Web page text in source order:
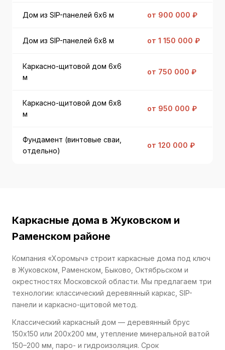
Дом из SIP-панелей 6x6 м от 900 000 ₽
Дом из SIP-панелей 6x8 м от 1 150 000 ₽
Каркасно-щитовой дом 6x6
м
от 750 000 ₽
Каркасно-щитовой дом 6x8
м
от 950 000 ₽
Фундамент (винтовые сваи,
отдельно)
от 120 000 ₽
Каркасные дома в Жуковском и
Раменском районе
Компания «Хоромыч» строит каркасные дома под ключ
в Жуковском, Раменском, Быково, Октябрьском и
окрестностях Московской области. Мы предлагаем три
технологии: классический деревянный каркас, SIP-
панели и каркасно-щитовой метод.
Классический каркасный дом — деревянный брус
150x150 или 200x200 мм, утепление минеральной ватой
150–200 мм, паро- и гидроизоляция. Срок